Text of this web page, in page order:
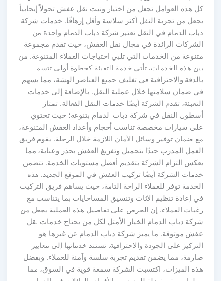
كل هذه العوامل تجعل من اختيار ونيت نقل عفش تحولاً إيجابياً
يجعل من تجربة النقل أكثر سلاسة وأقل إرهاقًا. خدمات شركة
دباب الدمام في النقل تعتبر شركة دباب الدمام واحدة من
الشركات الرائدة في مجال نقل العفش، حيث تقدم مجموعة
متنوعة من الخدمات التي تلبي احتياجات العملاء المتنوعة. من
بين هذه الخدمات، تأتي خدمة التعبئة كخطوة أولى تتسم
بالدقة والاحترافية في تغليف جميع العناصر الهشة، مما يسهم
في ضمان سلامتها خلال عملية النقل. بالإضافة إلى خدمات
التعبئة، تقدم الشركة أيضًا خدمات النقل الفعالة. تمتاز
أسطول النقل في شركة دباب الدمام بتنوعه؛ حيث تحتوي
على سيارات مخصصة تناسب أحجام وأعداد العفش المتنوعة،
مع ضمان توفير وسائل الأمان اللازمة خلال الرحلة. يقوم فريق
العمل المدرب جيدًا بتحميل وتفريغ العفش بحذر وعناية، مما
يعكس التزام الشركة بتقديم أفضل مستويات الخدمة. تتضمن
خدمات الشركة أيضًا تركيب العفش في الموقع الجديد. هذه
الخدمة توفر للعملاء الراحة التامة، حيث يساهم فريق التركيب
في إعادة تنظيم الأثاث وتنسيق المساحايات بما يتناسب مع
رغبات العملاء. إن الحرص على تفاصيل هذه العملية يجعل من
شركة دباب الدمام الخيار الأمثل لكل من يحتاج خدمات نقل
عفش موثوقة. ما يميز شركة دباب الدمام عن غيرها هو
التركيز على الجودة والاحترافية. تستند خدماتها إلى معايير
صارمة، مما يضمن تقديم تجربة سلسة وآمنة للعملاء. وبفضل
هذه الميزات، اكتسبت الشركة سمعة قوية في السوق، مما